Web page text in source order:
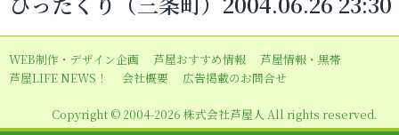
ー
シ
ョ
WEB制作・デザイン企画 芦屋おすすめ情報
芦屋情報・黒帯
芦屋LIFE NEWS！
会社概要 広告掲載のお問合せ
Copyright © 2004-2026 株式会社芦屋人 All rights reserved.